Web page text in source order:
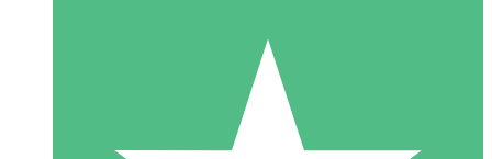
10 Downloads
20 00